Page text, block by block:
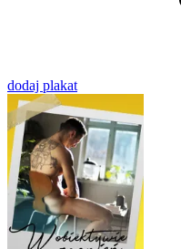
dodaj plakat